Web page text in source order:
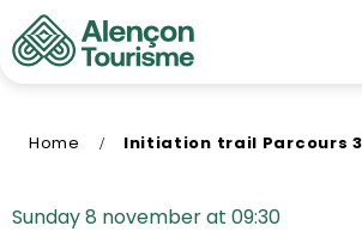
Aller
au
contenu
Home Initiation trail Parcours 3
Sunday 8 november at 09:30